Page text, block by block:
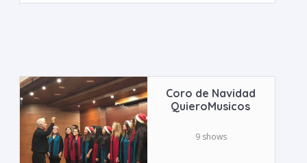
Coro de Navidad
QuieroMusicos
9 shows